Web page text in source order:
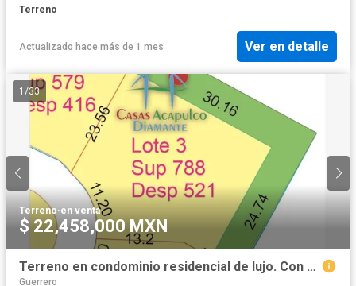
Terreno
Actualizado hace más de 1 mes Ver en detalle
1 /33
Terreno·en venta
$ 22,458,000 MXN
Terreno en condominio residencial de lujo. Con vista al mar
Guerrero